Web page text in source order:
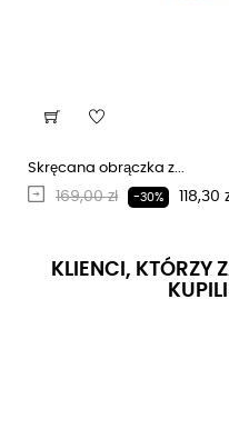
Skręcana obrączka z...
Regularna cena
169,00 zł -30% Cena
118,30
KLIENCI, KTÓRZY